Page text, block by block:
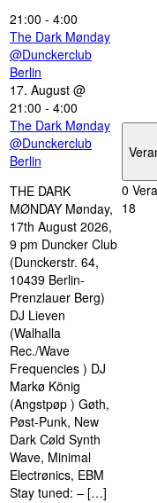
21:00 - 4:00
The Dark Mønday
@Dunckerclub
Berlin
17. August @
21:00 - 4:00
The Dark Mønday
@Dunckerclub
Berlin
THE DARK
MØNDAY Mønday,
17th August 2026,
9 pm Duncker Club
(Dunckerstr. 64,
10439 Berlin-
Prenzlauer Berg)
DJ Lieven
(Walhalla
Rec./Wave
Frequencies ) DJ
Markø König
(Angstpøp ) Gøth,
Pøst-Punk, New
Dark Cøld Synth
Wave, Minimal
Electrønics, EBM
Stay tuned: – […]
0
18